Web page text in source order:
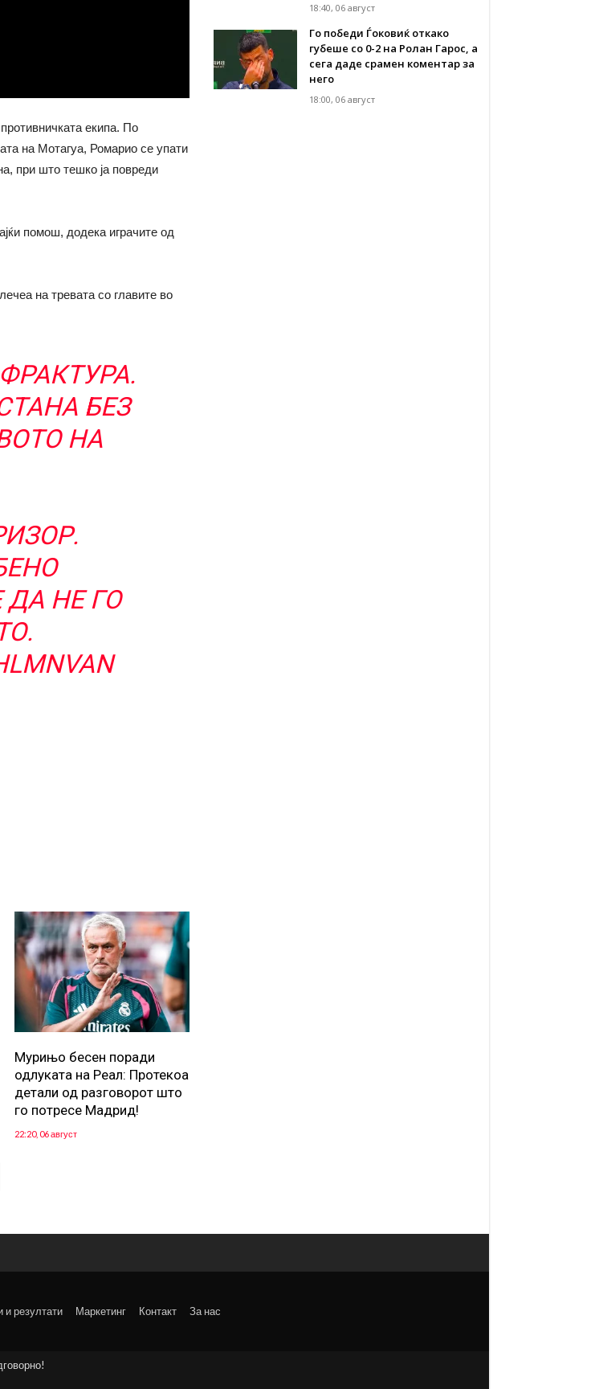
екипа. По
на Мотагуа, Ромарио се упати
при што тешко ја повреди
помош, додека играчите од
на тревата со главите во
БЕЗ
НА
ДА НЕ ГО
Мурињо бесен поради
одлуката на Реал: Протекоа
детали од разговорот што
го потресе Мадрид!
22:20, 06 август
18:40, 06 август
Го победи Ѓоковиќ откако
губеше со 0-2 на Ролан Гарос, а
сега даде срамен коментар за
него
18:00, 06 август
и резултати Маркетинг Контакт За нас